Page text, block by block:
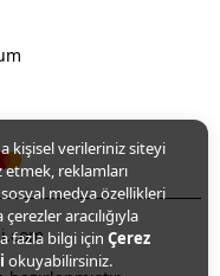
kişisel verileriniz siteyi
etmek, reklamları
medya özellikleri
aracılığıyla
fazla bilgi için Çerez
okuyabilirsiniz.